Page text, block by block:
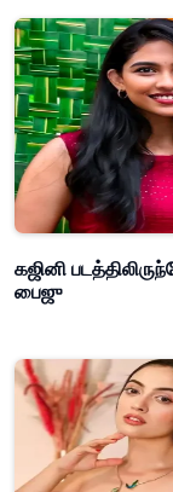
கஜினி
பைஜு